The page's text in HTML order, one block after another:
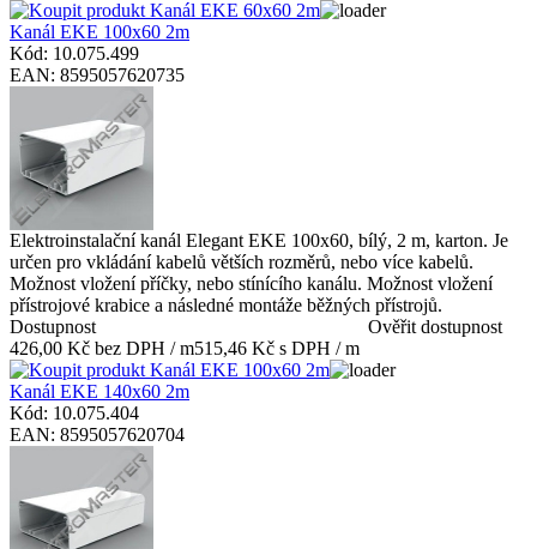
Kanál EKE 100x60 2m
Kód: 10.075.499
EAN: 8595057620735
Elektroinstalační kanál Elegant EKE 100x60, bílý, 2 m, karton. Je
určen pro vkládání kabelů větších rozměrů, nebo více kabelů.
Možnost vložení příčky, nebo stínícího kanálu. Možnost vložení
přístrojové krabice a následné montáže běžných přístrojů.
Dostupnost
Ověřit dostupnost
426,00 Kč bez DPH / m515,46 Kč s DPH / m
Kanál EKE 140x60 2m
Kód: 10.075.404
EAN: 8595057620704